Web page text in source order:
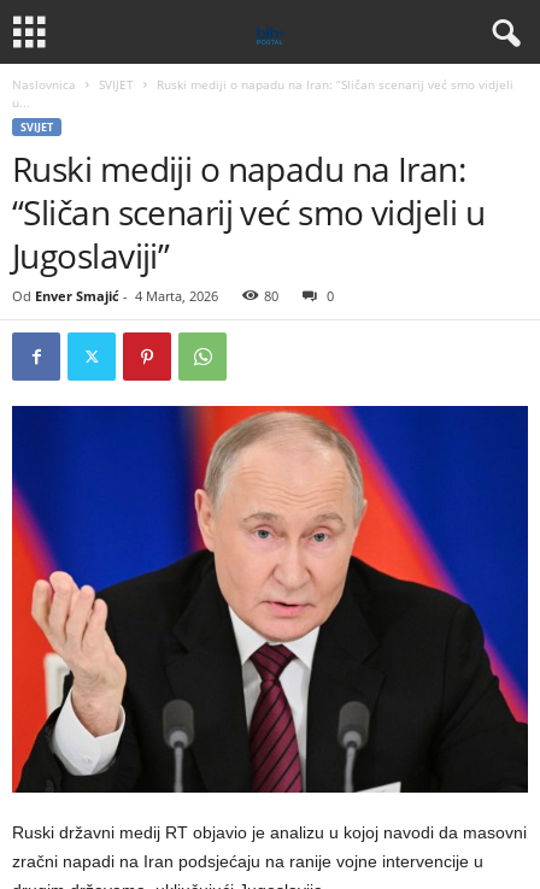
Naslovnica SVIJET
Ruski mediji o napadu na Iran: “Sličan scenarij već smo vidjeli
u...
SVIJET
Ruski mediji o napadu na Iran:
“Sličan scenarij već smo vidjeli u
Jugoslaviji”
Od Enver Smajić - 4 Marta, 2026 80 0
Ruski državni medij RT objavio je analizu u kojoj navodi da masovni
zračni napadi na Iran podsjećaju na ranije vojne intervencije u